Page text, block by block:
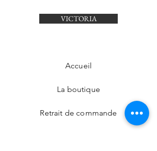
VICTORIA
Accueil
La boutique
Retrait de commande